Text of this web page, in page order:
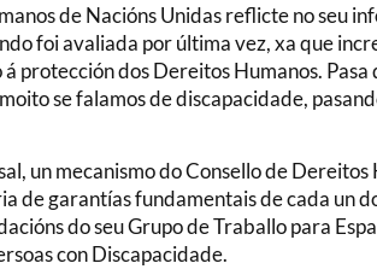
de Nacións Unidas reflicte no seu
foi avaliada por última vez, xa que
protección dos Dereitos Humanos.
se falamos de discapacidade,
un mecanismo do Consello de
de garantías fundamentais de cada un
do seu Grupo de Traballo para
con Discapacidade.